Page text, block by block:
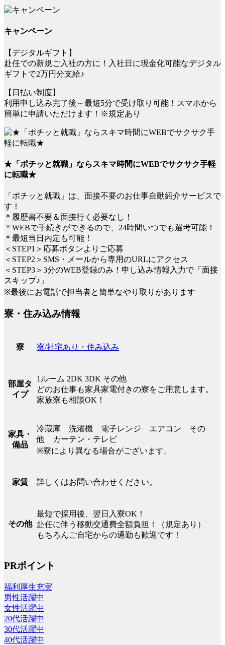
キャンペーン
【デジタルギフト】
赴任での新規ご入社の方に！入社日に現金化可能なデジタル
ギフトで2万円分支給♪
【日払い制度】
利用申し込み完了後～最短5分で受け取り可能！スマホから
簡単に申請いただけます！※規定あり
★「ポチッと就職」ならスキマ時間にWEBでサクサク手軽
に転職★
「ポチッと就職」は、面接不要のお仕事自動紹介サービスで
す！
＊履歴書不要＆面接行く必要なし！
＊WEBで手続きができるので、24時間いつでも選考可能！
＊最短当日内定も可能！
＜STEP1＞応募ボタンよりご応募
＜STEP2＞SMS・メールから専用のURLにアクセス
＜STEP3＞3分のWEB登録のみ！申し込み情報入力で「面接
スキップ♪」
※最後にお電話で担当者と簡単なやり取りがあります
寮・住み込み情報
寮 寮/社宅あり・住み込み
部屋タ
イプ
1ルーム 2DK 3DK その他
どのお仕事も家具家電付きの寮をご用意します。
家族寮も相談OK！
家具・
備品
冷蔵庫 洗濯機 電子レンジ エアコン その
他 カーテン・テレビ
※寮により異なる場合がございます。
家賃 詳しくはお問い合わせください。
その他
最短で採用後、翌日入寮OK！
赴任に伴う移動交通費全額負担！（規定あり）
もちろんご自宅からの通勤も歓迎です！
PRポイント
福利厚生充実
男性活躍中
女性活躍中
20代活躍中
30代活躍中
40代活躍中